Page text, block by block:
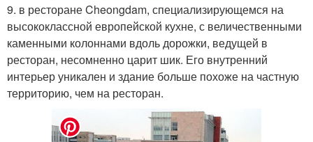
9. в ресторане Cheongdam, специализирующемся на
высококлассной европейской кухне, с величественными
каменными колоннами вдоль дорожки, ведущей в
ресторан, несомненно царит шик. Его внутренний
интерьер уникален и здание больше похоже на частную
территорию, чем на ресторан.